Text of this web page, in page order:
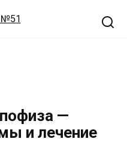
—
и лечение